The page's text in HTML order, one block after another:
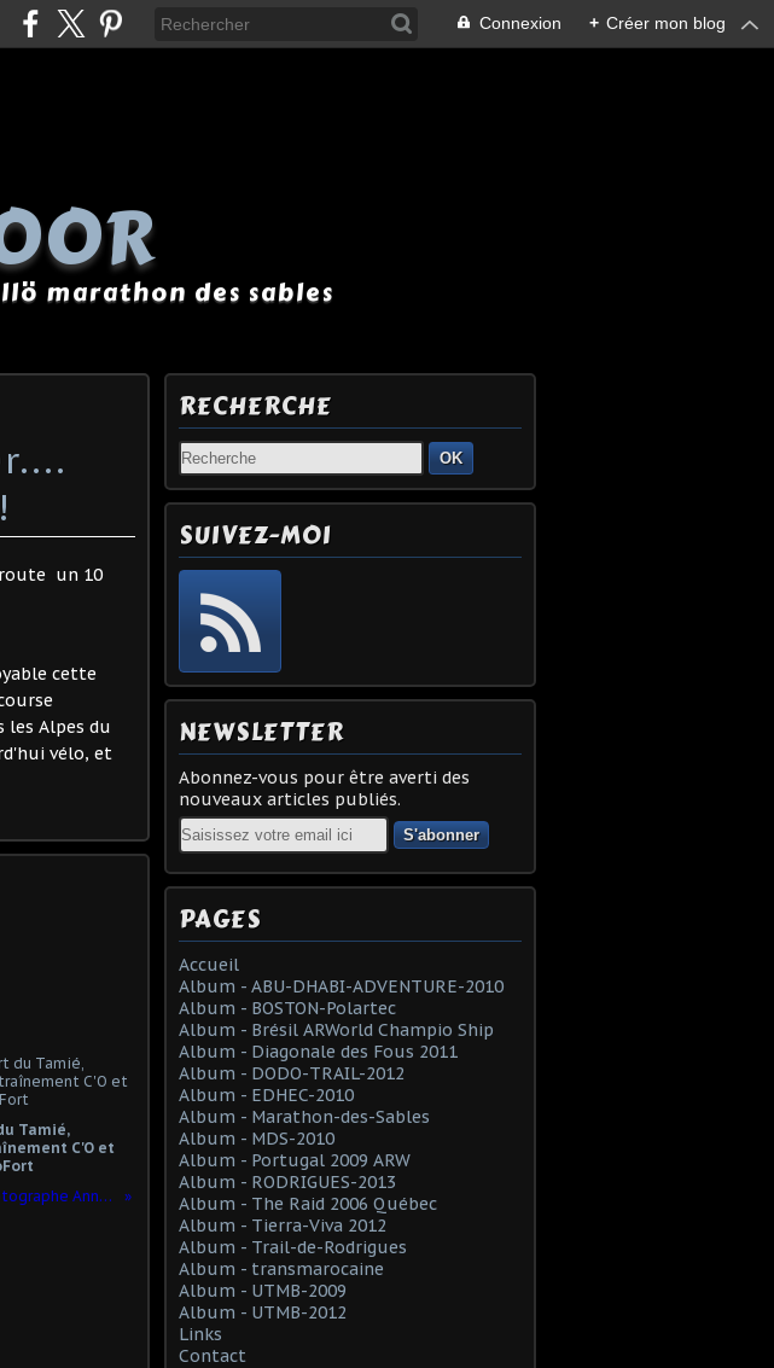
Connexion + Créer mon blog
marathon des sables
route un 10
cette
les Alpes du
vélo, et
Tamié,
C'O et
Nouvelles photos "Abu Dhabi" dans l'Album grâce à la photographe Anne-Marie Dunhill
RECHERCHE
OK
SUIVEZ-MOI
NEWSLETTER
Abonnez-vous pour être averti des
nouveaux articles publiés.
Email
PAGES
Accueil
Album - ABU-DHABI-ADVENTURE-2010
Album - BOSTON-Polartec
Album - Brésil ARWorld Champio Ship
Album - Diagonale des Fous 2011
Album - DODO-TRAIL-2012
Album - EDHEC-2010
Album - Marathon-des-Sables
Album - MDS-2010
Album - Portugal 2009 ARW
Album - RODRIGUES-2013
Album - The Raid 2006 Québec
Album - Tierra-Viva 2012
Album - Trail-de-Rodrigues
Album - transmarocaine
Album - UTMB-2009
Album - UTMB-2012
Links
Contact